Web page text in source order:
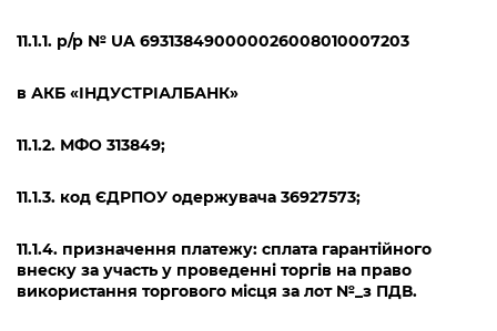
11.1.1. р/р № UA 693138490000026008010007203
в АКБ «ІНДУСТРІАЛБАНК»
11.1.2. МФО 313849;
11.1.3. код ЄДРПОУ одержувача 36927573;
11.1.4. призначення платежу: сплата гарантійного
внеску за участь у проведенні торгів на право
використання торгового місця за лот №_з ПДВ.